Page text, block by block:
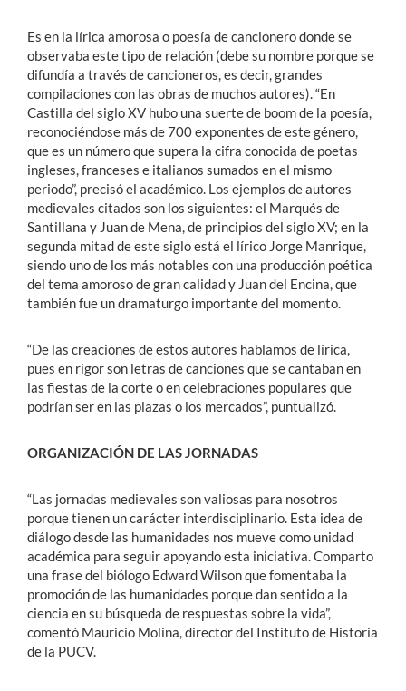
Es en la lírica amorosa o poesía de cancionero donde se
observaba este tipo de relación (debe su nombre porque se
difundía a través de cancioneros, es decir, grandes
compilaciones con las obras de muchos autores). “En
Castilla del siglo XV hubo una suerte de boom de la poesía,
reconociéndose más de 700 exponentes de este género,
que es un número que supera la cifra conocida de poetas
ingleses, franceses e italianos sumados en el mismo
periodo”, precisó el académico. Los ejemplos de autores
medievales citados son los siguientes: el Marqués de
Santillana y Juan de Mena, de principios del siglo XV; en la
segunda mitad de este siglo está el lírico Jorge Manrique,
siendo uno de los más notables con una producción poética
del tema amoroso de gran calidad y Juan del Encina, que
también fue un dramaturgo importante del momento.
“De las creaciones de estos autores hablamos de lírica,
pues en rigor son letras de canciones que se cantaban en
las fiestas de la corte o en celebraciones populares que
podrían ser en las plazas o los mercados”, puntualizó.
ORGANIZACIÓN DE LAS JORNADAS
“Las jornadas medievales son valiosas para nosotros
porque tienen un carácter interdisciplinario. Esta idea de
diálogo desde las humanidades nos mueve como unidad
académica para seguir apoyando esta iniciativa. Comparto
una frase del biólogo Edward Wilson que fomentaba la
promoción de las humanidades porque dan sentido a la
ciencia en su búsqueda de respuestas sobre la vida”,
comentó Mauricio Molina, director del Instituto de Historia
de la PUCV.